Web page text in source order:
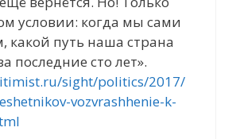
условии: когда мы сами
какой путь наша страна
последние сто лет».
sight/politics/2017/
vozvrashhenie-k-